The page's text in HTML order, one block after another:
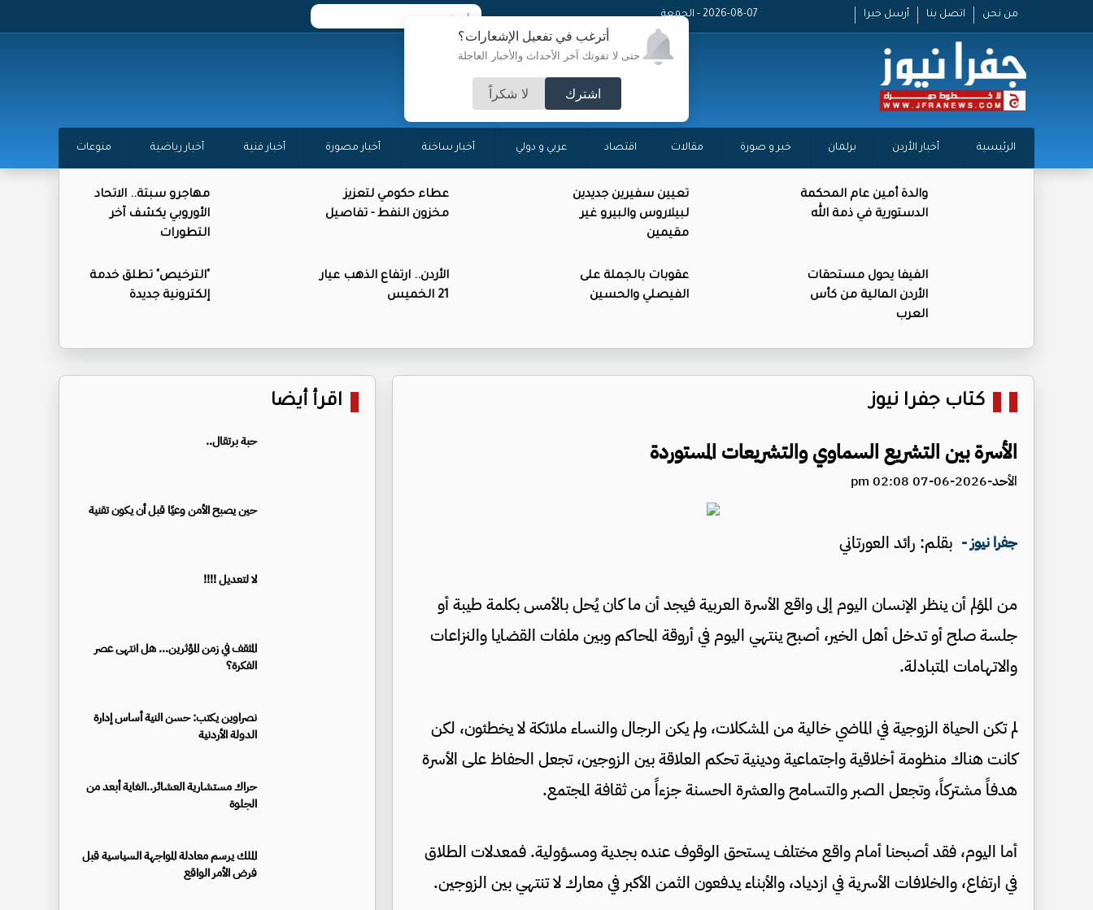
أترغب في تفعيل الإشعارات؟
حتى لا تفوتك آخر الأحداث والأخبار العاجلة
اشترك لا شكراً
من نحن اتصل بنا أرسل خبرا 2026-08-07 - الجمعة
الرئيسية أخبار الأردن برلمان خبر و صورة مقالات اقتصاد عربي و دولي أخبار ساخنة أخبار مصورة أخبار فنية أخبار رياضية منوعات
والدة أمين عام المحكمة
الدستورية في ذمة الله
تعيين سفيرين جديدين
لبيلاروس والبيرو غير
مقيمين
عطاء حكومي لتعزيز
مخزون النفط - تفاصيل
مهاجرو سبتة.. الاتحاد
الأوروبي يكشف آخر
التطورات
الفيفا يحول مستحقات
الأردن المالية من كأس
العرب
عقوبات بالجملة على
الفيصلي والحسين
الأردن.. ارتفاع الذهب عيار
21 الخميس
"الترخيص" تطلق خدمة
إلكترونية جديدة
كتاب جفرا نيوز
الأسرة بين التشريع السماوي والتشريعات المستوردة
الأحد-2026-06-07 02:08 pm
جفرا نيوز - بقلم: رائد العورتاني
من المؤلم أن ينظر الإنسان اليوم إلى واقع الأسرة العربية فيجد أن ما كان يُحل بالأمس بكلمة طيبة أو
جلسة صلح أو تدخل أهل الخير، أصبح ينتهي اليوم في أروقة المحاكم وبين ملفات القضايا والنزاعات
والاتهامات المتبادلة.
لم تكن الحياة الزوجية في الماضي خالية من المشكلات، ولم يكن الرجال والنساء ملائكة لا يخطئون، لكن
كانت هناك منظومة أخلاقية واجتماعية ودينية تحكم العلاقة بين الزوجين، تجعل الحفاظ على الأسرة
هدفاً مشتركاً، وتجعل الصبر والتسامح والعشرة الحسنة جزءاً من ثقافة المجتمع.
أما اليوم، فقد أصبحنا أمام واقع مختلف يستحق الوقوف عنده بجدية ومسؤولية. فمعدلات الطلاق
في ارتفاع، والخلافات الأسرية في ازدياد، والأبناء يدفعون الثمن الأكبر في معارك لا تنتهي بين الزوجين.
اقرأ أيضا
حبة برتقال..
حين يصبح الأمن وعيًا قبل أن يكون تقنية
لا لتعديل !!!!
المثقف في زمن المؤثرين... هل انتهى عصر
الفكرة؟
نصراوين يكتب: حسن النية أساس إدارة
الدولة الأردنية
حراك مستشارية العشائر..الغاية أبعد من
الجلوة
الملك يرسم معادلة المواجهة السياسية قبل
فرض الأمر الواقع